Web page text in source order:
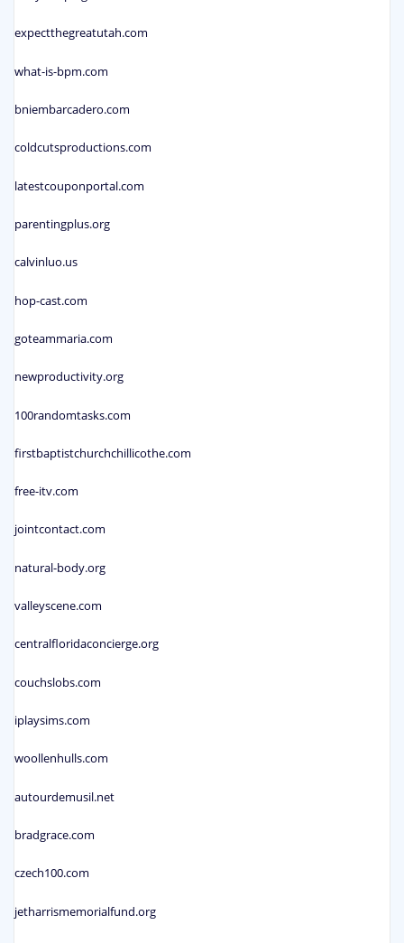
expectthegreatutah.com
what-is-bpm.com
bniembarcadero.com
coldcutsproductions.com
latestcouponportal.com
parentingplus.org
calvinluo.us
hop-cast.com
goteammaria.com
newproductivity.org
100randomtasks.com
firstbaptistchurchchillicothe.com
free-itv.com
jointcontact.com
natural-body.org
valleyscene.com
centralfloridaconcierge.org
couchslobs.com
iplaysims.com
woollenhulls.com
autourdemusil.net
bradgrace.com
czech100.com
jetharrismemorialfund.org